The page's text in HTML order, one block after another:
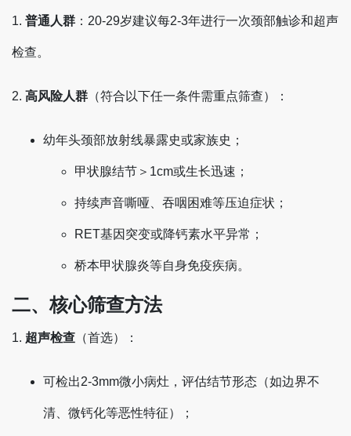
1. ‌ 普通人群 ‌：20-29岁建议每2-3年进行一次颈部触诊和超声
检查。
2. ‌ 高风险人群 ‌（符合以下任一条件需重点筛查）：
幼年头颈部放射线暴露史或家族史‌；
甲状腺结节＞1cm或生长迅速‌；
持续声音嘶哑、吞咽困难等压迫症状‌；
RET基因突变或降钙素水平异常‌；
桥本甲状腺炎等自身免疫疾病。
二、核心筛查方法
1. ‌ 超声检查 ‌（首选）：
可检出2-3mm微小病灶，评估结节形态（如边界不
清、微钙化等恶性特征）‌；